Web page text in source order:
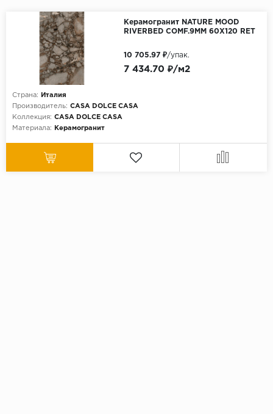
Керамогранит NATURE MOOD
RIVERBED COMF.9MM 60X120 RET
Страна:
Италия
Производитель: CASA DOLCE CASA
Коллекция: CASA DOLCE CASA
Материала:
Керамогранит
7 434.70 ₽/м2
10 705.97 ₽/упак.